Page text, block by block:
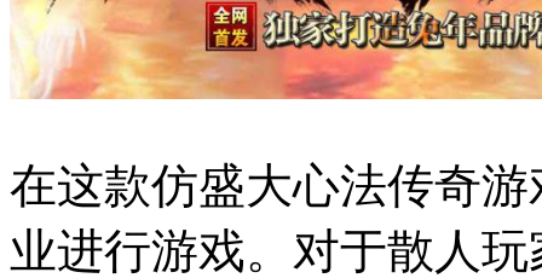
在这款仿盛大心法传奇
业进行游戏。对于散人